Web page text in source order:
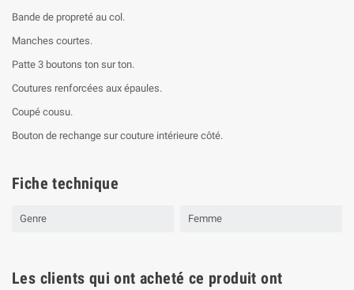
Bande de propreté au col.
Manches courtes.
Patte 3 boutons ton sur ton.
Coutures renforcées aux épaules.
Coupé cousu.
Bouton de rechange sur couture intérieure côté.
Fiche technique
Genre Femme
Les clients qui ont acheté ce produit ont